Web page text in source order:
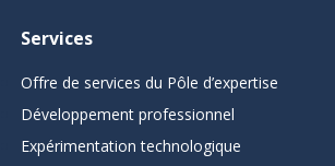
Services
Offre de services du Pôle d’expertise
Développement professionnel
Expérimentation technologique